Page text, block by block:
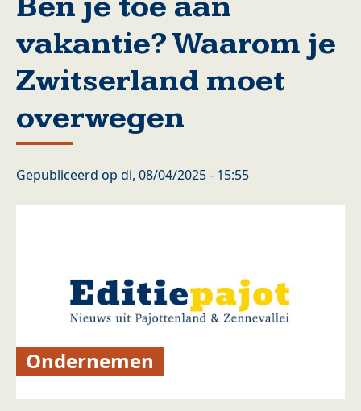
vakantie? Waarom je
Zwitserland moet
overwegen
Gepubliceerd op di, 08/04/2025 - 15:55
Ondernemen